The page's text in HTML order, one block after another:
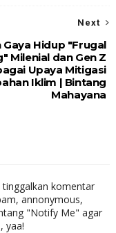
Next
Gaya Hidup "Frugal
Milenial dan Gen Z
Upaya Mitigasi
Iklim | Bintang
Mahayana
tinggalkan komentar
annonymous,
"Notify Me" agar
yaa!